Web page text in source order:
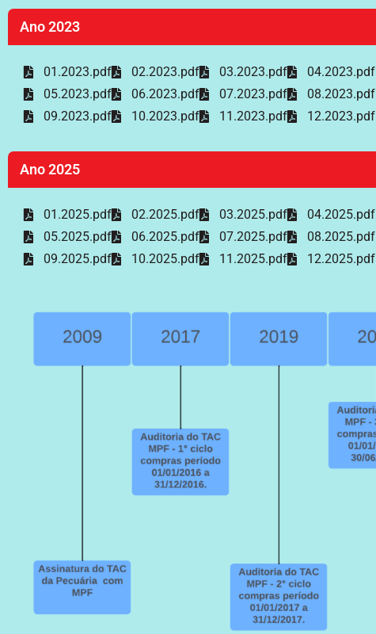
Ano 2023
01.2023.pdf 02.2023.pdf 03.2023.pdf
04.2023.pdf
05.2023.pdf
06.2023.pdf 07.2023.pdf
08.2023.pdf
09.2023.pdf
10.2023.pdf 11.2023.pdf 12.2023.pdf
Ano 2025
01.2025.pdf 02.2025.pdf 03.2025.pdf
04.2025.pdf
05.2025.pdf
06.2025.pdf 07.2025.pdf
08.2025.pdf
09.2025.pdf
10.2025.pdf 11.2025.pdf 12.2025.pdf